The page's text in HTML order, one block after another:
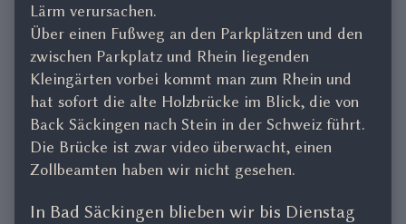
Lärm verursachen.
Über einen Fußweg an den Parkplätzen und den
zwischen Parkplatz und Rhein liegenden
Kleingärten vorbei kommt man zum Rhein und
hat sofort die alte Holzbrücke im Blick, die von
Back Säckingen nach Stein in der Schweiz führt.
Die Brücke ist zwar video überwacht, einen
Zollbeamten haben wir nicht gesehen.
In Bad Säckingen blieben wir bis Dienstag